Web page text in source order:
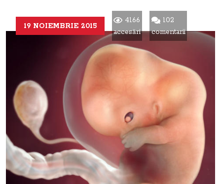
19 NOIEMBRIE 2015
4166
accesări
102
comentarii